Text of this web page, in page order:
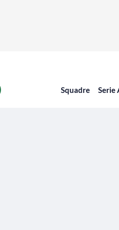
Squadre Serie